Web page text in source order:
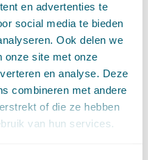
en advertenties te
social media te bieden
Ook delen we
onze site met onze
en analyse. Deze
combineren met andere
of die ze hebben
van hun services.